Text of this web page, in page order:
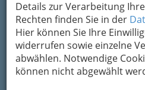
Details zur Verarbeitung
Rechten finden Sie in der
Hier können Sie Ihre
widerrufen sowie einzelne
abwählen. Notwendige
können nicht abgewählt
bewahren, verwenden wir
Übermittlung Ihrer
Formular. Ihre
Absenden umgehend
Unternehmen
weitergeleitet.